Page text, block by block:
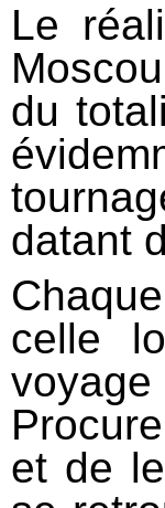
Le
du
datant
celle
et de